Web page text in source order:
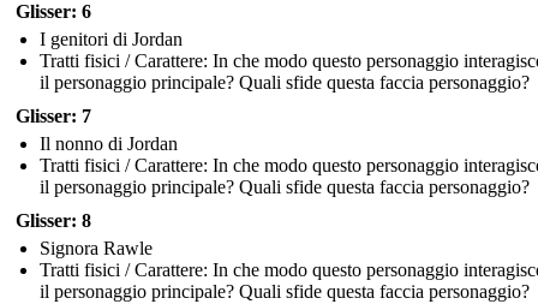
Glisser: 6
I genitori di Jordan
Tratti fisici / Carattere: In che modo questo personaggio
il personaggio principale? Quali sfide questa faccia personaggio?
Glisser: 7
Il nonno di Jordan
Tratti fisici / Carattere: In che modo questo personaggio
il personaggio principale? Quali sfide questa faccia personaggio?
Glisser: 8
Signora Rawle
Tratti fisici / Carattere: In che modo questo personaggio
il personaggio principale? Quali sfide questa faccia personaggio?